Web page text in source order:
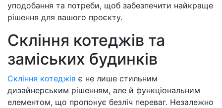
уподобання та потреби, щоб забезпечити найкраще
рішення для вашого проєкту.
Скління котеджів та
заміських будинків
Скління котеджів є не лише стильним
дизайнерським рішенням, але й функціональним
елементом, що пропонує безліч переваг. Незалежно